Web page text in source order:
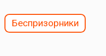
Беспризорники